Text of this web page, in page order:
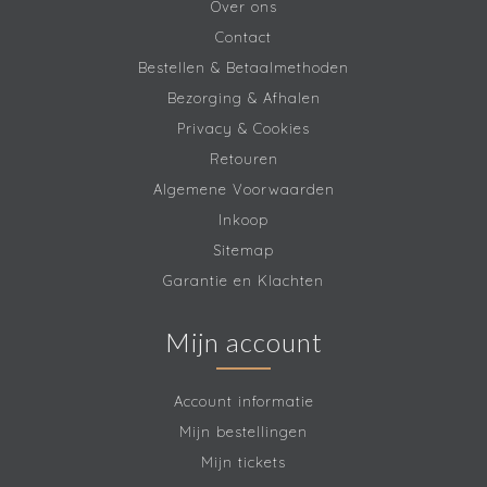
Over ons
Contact
Bestellen & Betaalmethoden
Bezorging & Afhalen
Privacy & Cookies
Retouren
Algemene Voorwaarden
Inkoop
Sitemap
Garantie en Klachten
Mijn account
Account informatie
Mijn bestellingen
Mijn tickets